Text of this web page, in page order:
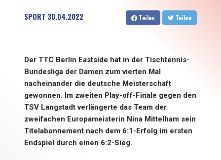
SPORT 30.04.2022 Teilen Teilen
Der TTC Berlin Eastside hat in der Tischtennis-
Bundesliga der Damen zum vierten Mal
nacheinander die deutsche Meisterschaft
gewonnen. Im zweiten Play-off-Finale gegen den
TSV Langstadt verlängerte das Team der
zweifachen Europameisterin Nina Mittelham sein
Titelabonnement nach dem 6:1-Erfolg im ersten
Endspiel durch einen 6:2-Sieg.